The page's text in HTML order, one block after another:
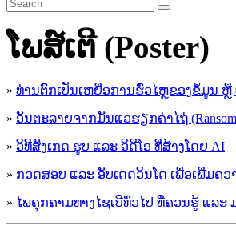
ໂພສ໌ເຕີ (Poster)
» ທ່ານຕົກເປັນເຫຍື່ອການຮົ່ວໄຫຼຂອງຂໍ້ມູນ ຫຼື
» ອັນຕະລາຍຈາກມັນແວຮຽກຄ່າໄຖ່
» ວິທີສັງເກດ ຮູບ ແລະ ວິດີໂອ ທີ່ສ້າງໂດຍ AI
» ກວດສອບ ແລະ ອັບເດດວິນໂດ ເພື່ອເພີ່ມຄ
» ໄພຄຸກຄາມທາງໄຊເບີທົ່ວໄປ ທີ່ຄວນຮູ້ ແລະ